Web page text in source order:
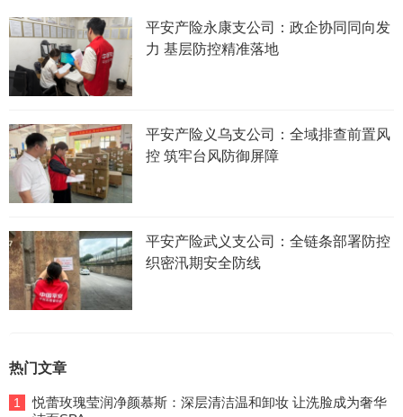
平安产险永康支公司：政企协同同向发
力 基层防控精准落地
平安产险义乌支公司：全域排查前置风
控 筑牢台风防御屏障
平安产险武义支公司：全链条部署防控
织密汛期安全防线
热门文章
1
悦蕾玫瑰莹润净颜慕斯：深层清洁温和卸妆 让洗脸成为奢华